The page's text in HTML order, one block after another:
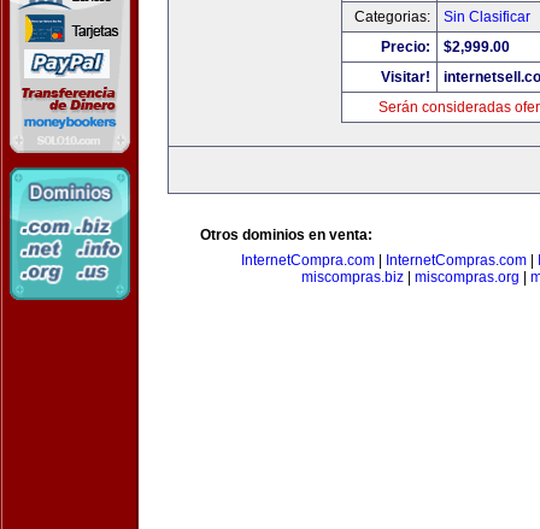
Categorias:
Sin Clasificar
Precio:
$2,999.00
Visitar!
Serán consideradas
Otros dominios en venta:
InternetCompra.com
InternetCompras.com
miscompras.biz
miscompras.org